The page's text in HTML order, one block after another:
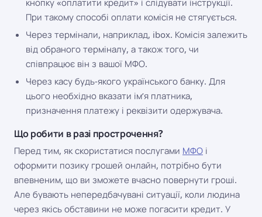
кнопку «оплатити кредит» і слідувати інструкції.
При такому способі оплати комісія не стягується.
Через термінали, наприклад, ibox. Комісія залежить
від обраного терміналу, а також того, чи
співпрацює він з вашої МФО.
Через касу будь-якого українського банку. Для
цього необхідно вказати ім’я платника,
призначення платежу і реквізити одержувача.
Що робити в разі прострочення?
Перед тим, як скористатися послугами МФО і
оформити позику грошей онлайн, потрібно бути
впевненим, що ви зможете вчасно повернути гроші.
Але бувають непередбачувані ситуації, коли людина
через якісь обставини не може погасити кредит. У